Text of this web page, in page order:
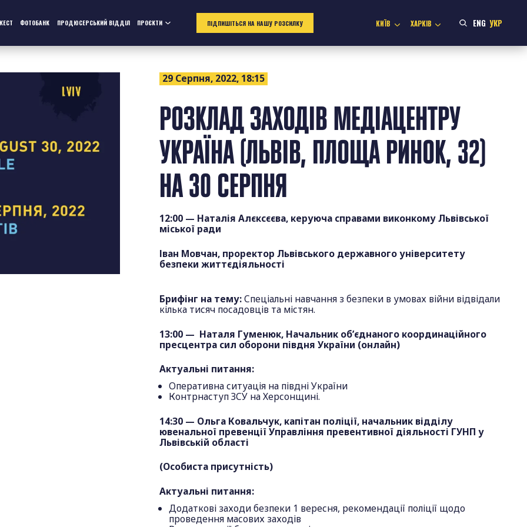
ФОТОБАНК ПРОДЮСЕРСЬКИЙ ВІДДІЛ ПРОЄКТИ ПІДПИШІТЬСЯ НА НАШУ РОЗСИЛКУ КИЇВ ХАРКІВ ENG УКР
29 Серпня, 2022, 18:15
РОЗКЛАД ЗАХОДІВ МЕДІАЦЕНТРУ
УКРАЇНА (ЛЬВІВ, ПЛОЩА РИНОК, 32)
НА 30 СЕРПНЯ
12:00 — Наталія Алєксєєва, керуюча справами виконкому Львівської
міської ради
Іван Мовчан, проректор Львівського державного університету
безпеки життєдіяльності
Брифінг на тему:Спеціальні навчання з безпеки в умовах війни відвідали
кілька тисяч посадовців та містян.
13:00 — Наталя Гуменюк, Начальник об’єднаного координаційного
пресцентра сил оборони півдня України (онлайн)
Актуальні питання:
Оперативна ситуація на півдні України
Контрнаступ ЗСУ на Херсонщині.
14:30 — Ольга Ковальчук, капітан поліції, начальник відділу
ювенальної превенції Управління превентивної діяльності ГУНП у
Львівській області
(Особиста присутність)
Актуальні питання:
Додаткові заходи безпеки 1 вересня, рекомендації поліції щодо
проведення масових заходів